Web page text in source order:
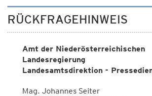
RÜCKFRAGEHINWEIS
Amt der Niederösterreichischen
Landesregierung
Landesamtsdirektion -
Mag. Johannes Seiter